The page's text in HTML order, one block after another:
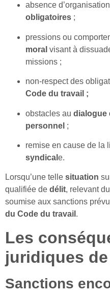
absence
obligatoires ;
pressions ou
moral visant à
missions ;
non-respect des
Code du travail ;
obstacles au dialogue
personnel ;
remise en cause de la
syndical e.
Lorsqu’une telle situation
qualifiée de délit, relevant
soumise aux sanctions
du Code du travail .
Les
juridiques de
Sanctions